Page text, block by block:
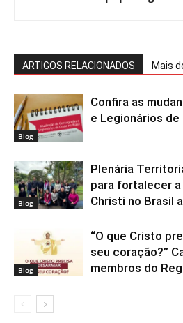
ARTIGOS RELACIONADOS Mais
Blog
Confira as
e Legionários
Blog
Plenária
para fortalecer a
Christi no Brasil
Blog
“O que Cristo
seu coração?”
membros do